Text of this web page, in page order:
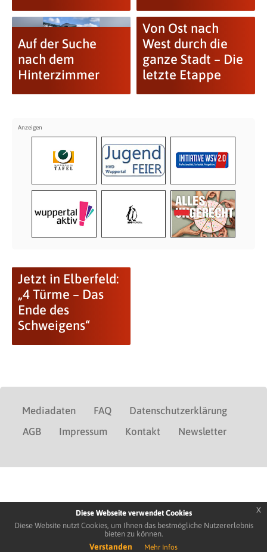
Auf der Suche
nach dem
Hinterzimmer
Von Ost nach
West durch die
ganze Stadt – Die
letzte Etappe
Jetzt in Elberfeld:
„4 Türme – Das
Ende des
Schweigens“
Mediadaten FAQ
Datenschutzerklärung
AGB
Impressum Kontakt Newsletter
Diese Webseite verwendet Cookies
Diese Website nutzt Cookies, um Ihnen das bestmögliche Nutzererlebnis
bieten zu können.
Verstanden Mehr Infos
x